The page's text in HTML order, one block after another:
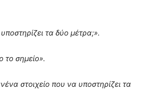
τα δύο μέτρα;».
το σημείο».
στοιχείο που να υποστηρίζει τα